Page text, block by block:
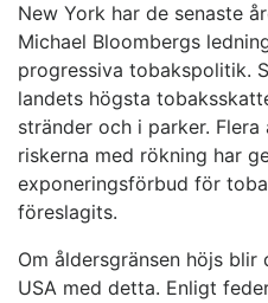
New York har de senaste
Michael Bloombergs
progressiva tobakspolitik.
landets högsta
stränder och i parker. Flera
riskerna med rökning har
exponeringsförbud för
föreslagits.
Om åldersgränsen höjs
USA med detta. Enligt